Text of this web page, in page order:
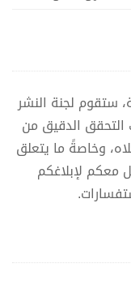
ستقوم لجنة النشر
التحقق الدقيق من
وخاصةً ما يتعلق
معكم لإبلاغكم